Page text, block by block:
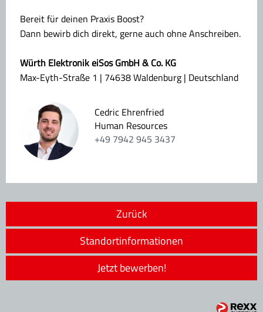
Bereit für deinen Praxis Boost?
Dann bewirb dich direkt, gerne auch ohne Anschreiben.
Würth Elektronik eiSos GmbH & Co. KG
Max-Eyth-Straße 1 | 74638 Waldenburg | Deutschland
Cedric Ehrenfried
Human Resources
+49 7942 945 3437
Standortinformationen
Zurück
Jetzt bewerben!